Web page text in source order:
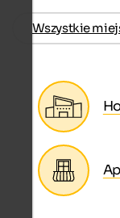
Wszystkie